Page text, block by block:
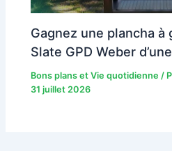
Gagnez une plancha à
Slate GPD Weber
Bons plans et Vie quotidienne /
31 juillet 2026